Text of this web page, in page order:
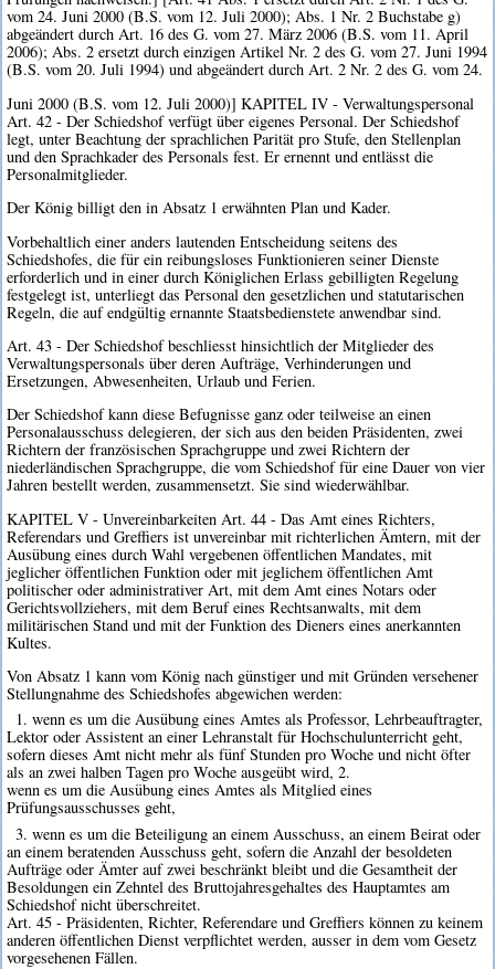
vom 24. Juni 2000 (B.S. vom 12. Juli 2000); Abs. 1 Nr. 2 Buchstabe g)
abgeändert durch Art. 16 des G. vom 27. März 2006 (B.S. vom 11. April
2006); Abs. 2 ersetzt durch einzigen Artikel Nr. 2 des G. vom 27. Juni 1994
(B.S. vom 20. Juli 1994) und abgeändert durch Art. 2 Nr. 2 des G. vom 24.
Juni 2000 (B.S. vom 12. Juli 2000)] KAPITEL IV - Verwaltungspersonal
Art. 42 - Der Schiedshof verfügt über eigenes Personal. Der Schiedshof
legt, unter Beachtung der sprachlichen Parität pro Stufe, den Stellenplan
und den Sprachkader des Personals fest. Er ernennt und entlässt die
Personalmitglieder.
Der König billigt den in Absatz 1 erwähnten Plan und Kader.
Vorbehaltlich einer anders lautenden Entscheidung seitens des
Schiedshofes, die für ein reibungsloses Funktionieren seiner Dienste
erforderlich und in einer durch Königlichen Erlass gebilligten Regelung
festgelegt ist, unterliegt das Personal den gesetzlichen und statutarischen
Regeln, die auf endgültig ernannte Staatsbedienstete anwendbar sind.
Art. 43 - Der Schiedshof beschliesst hinsichtlich der Mitglieder des
Verwaltungspersonals über deren Aufträge, Verhinderungen und
Ersetzungen, Abwesenheiten, Urlaub und Ferien.
Der Schiedshof kann diese Befugnisse ganz oder teilweise an einen
Personalausschuss delegieren, der sich aus den beiden Präsidenten, zwei
Richtern der französischen Sprachgruppe und zwei Richtern der
niederländischen Sprachgruppe, die vom Schiedshof für eine Dauer von vier
Jahren bestellt werden, zusammensetzt. Sie sind wiederwählbar.
KAPITEL V - Unvereinbarkeiten Art. 44 - Das Amt eines Richters,
Referendars und Greffiers ist unvereinbar mit richterlichen Ämtern, mit der
Ausübung eines durch Wahl vergebenen öffentlichen Mandates, mit
jeglicher öffentlichen Funktion oder mit jeglichem öffentlichen Amt
politischer oder administrativer Art, mit dem Amt eines Notars oder
Gerichtsvollziehers, mit dem Beruf eines Rechtsanwalts, mit dem
militärischen Stand und mit der Funktion des Dieners eines anerkannten
Kultes.
Von Absatz 1 kann vom König nach günstiger und mit Gründen versehener
Stellungnahme des Schiedshofes abgewichen werden:
1. wenn es um die Ausübung eines Amtes als Professor, Lehrbeauftragter,
Lektor oder Assistent an einer Lehranstalt für Hochschulunterricht geht,
sofern dieses Amt nicht mehr als fünf Stunden pro Woche und nicht öfter
als an zwei halben Tagen pro Woche ausgeübt wird, 2.
wenn es um die Ausübung eines Amtes als Mitglied eines
Prüfungsausschusses geht,
3. wenn es um die Beteiligung an einem Ausschuss, an einem Beirat oder
an einem beratenden Ausschuss geht, sofern die Anzahl der besoldeten
Aufträge oder Ämter auf zwei beschränkt bleibt und die Gesamtheit der
Besoldungen ein Zehntel des Bruttojahresgehaltes des Hauptamtes am
Schiedshof nicht überschreitet.
Art. 45 - Präsidenten, Richter, Referendare und Greffiers können zu keinem
anderen öffentlichen Dienst verpflichtet werden, ausser in dem vom Gesetz
vorgesehenen Fällen.